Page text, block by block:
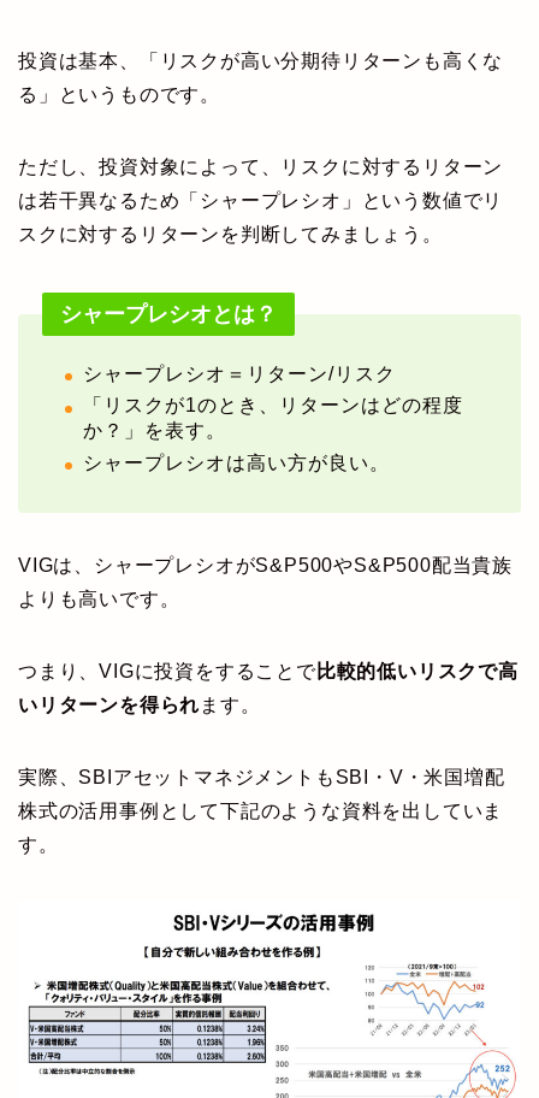
投資は基本、「リスクが高い分期待リターンも高くな
る」というものです。
ただし、投資対象によって、リスクに対するリターン
は若干異なるため「シャープレシオ」という数値でリ
スクに対するリターンを判断してみましょう。
シャープレシオとは？
シャープレシオ＝リターン/リスク
「リスクが1のとき、リターンはどの程度
か？」を表す。
シャープレシオは高い方が良い。
VIGは、シャープレシオがS&P500やS&P500配当貴族
よりも高いです。
つまり、VIGに投資をすることで比較的低いリスクで高
いリターンを得られ ます。
実際、SBIアセットマネジメントもSBI・V・米国増配
株式の活用事例として下記のような資料を出していま
す。